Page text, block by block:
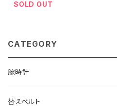
SOLD OUT
CATEGORY
腕時計
ELGIN
替えベルト